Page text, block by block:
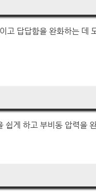
고 답답함을 완화하는 데
쉽게 하고 부비동 압력을